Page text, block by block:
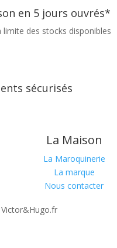
en 5 jours ouvrés*
limite des stocks disponibles
sécurisés
La Maison
La Maroquinerie
La marque
Nous contacter